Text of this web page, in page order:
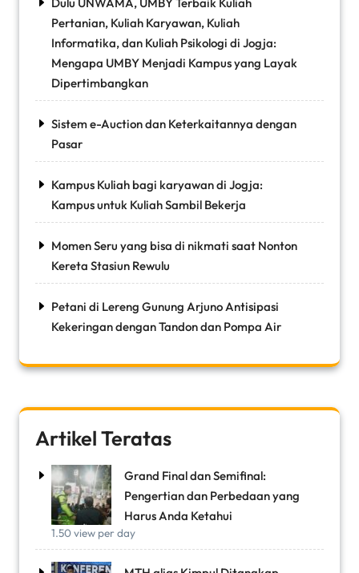
Pertanian, Kuliah Karyawan, Kuliah
Informatika, dan Kuliah Psikologi di Jogja:
Mengapa UMBY Menjadi Kampus yang Layak
Dipertimbangkan
Sistem e-Auction dan Keterkaitannya dengan
Pasar
Kampus Kuliah bagi karyawan di Jogja:
Kampus untuk Kuliah Sambil Bekerja
Momen Seru yang bisa di nikmati saat Nonton
Kereta Stasiun Rewulu
Petani di Lereng Gunung Arjuno Antisipasi
Kekeringan dengan Tandon dan Pompa Air
Artikel Teratas
Grand Final dan Semifinal:
Pengertian dan Perbedaan yang
Harus Anda Ketahui
1.50 view per day